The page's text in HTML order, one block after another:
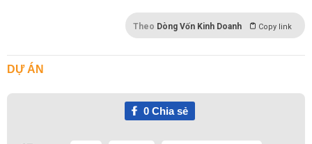
Theo Dòng Vốn Kinh Doanh Copy link
DỰ ÁN
0Chia sẻ